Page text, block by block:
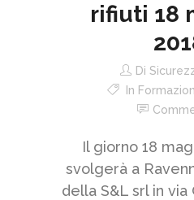
rifiuti 18
Di
In
Il giorno 18
svolgerà a
della S&L srl in via